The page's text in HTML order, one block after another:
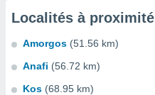
Localités à proximité
Amorgos (51.56 km)
Anafi (56.72 km)
Kos (68.95 km)